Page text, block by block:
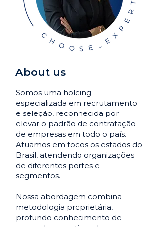
About us
Somos uma holding
especializada em recrutamento
e seleção, reconhecida por
elevar o padrão de contratação
de empresas em todo o país.
Atuamos em todos os estados do
Brasil, atendendo organizações
de diferentes portes e
segmentos.
Nossa abordagem combina
metodologia proprietária,
profundo conhecimento de